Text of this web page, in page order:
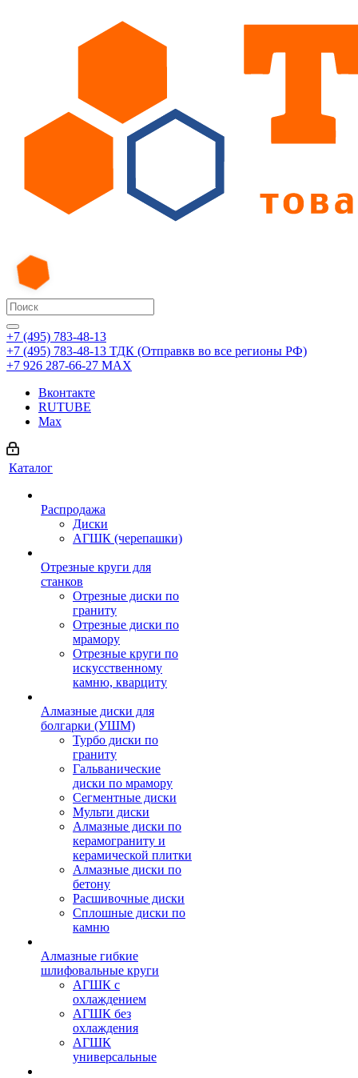
+7 (495) 783-48-13
+7 (495) 783-48-13 ТДК (Отправкв во все регионы РФ)
+7 926 287-66-27 МАХ
Вконтакте
RUTUBE
Max
Каталог
Распродажа
Диски
АГШК (черепашки)
Отрезные круги для
станков
Отрезные диски по
граниту
Отрезные диски по
мрамору
Отрезные круги по
искусственному
камню, кварциту
Алмазные диски для
болгарки (УШМ)
Турбо диски по
граниту
Гальванические
диски по мрамору
Сегментные диски
Мульти диски
Алмазные диски по
керамограниту и
керамической плитки
Алмазные диски по
бетону
Расшивочные диски
Сплошные диски по
камню
Алмазные гибкие
шлифовальные круги
АГШК с
охлаждением
АГШК без
охлаждения
АГШК
универсальные